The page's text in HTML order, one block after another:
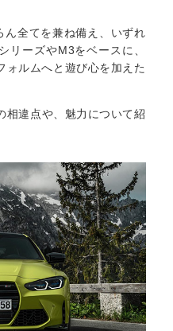
ん全てを兼ね備え、いずれ
リーズやM3をベースに、
ォルムへと遊び心を加えた
相違点や、魅力について紹